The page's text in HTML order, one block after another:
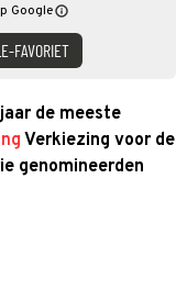
Google
FAVORIET
de meeste
Verkiezing voor de
genomineerden